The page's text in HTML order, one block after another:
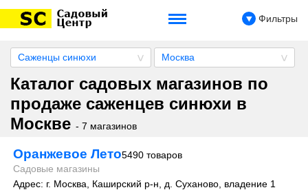
Фильтры
Саженцы синюхи Москва
Каталог садовых магазинов по
продаже саженцев синюхи в
Москве - 7 магазинов
Оранжевое Лето5490 товаров
Садовые магазины
Адрес: г. Москва, Каширский р-н, д. Суханово, владение 1